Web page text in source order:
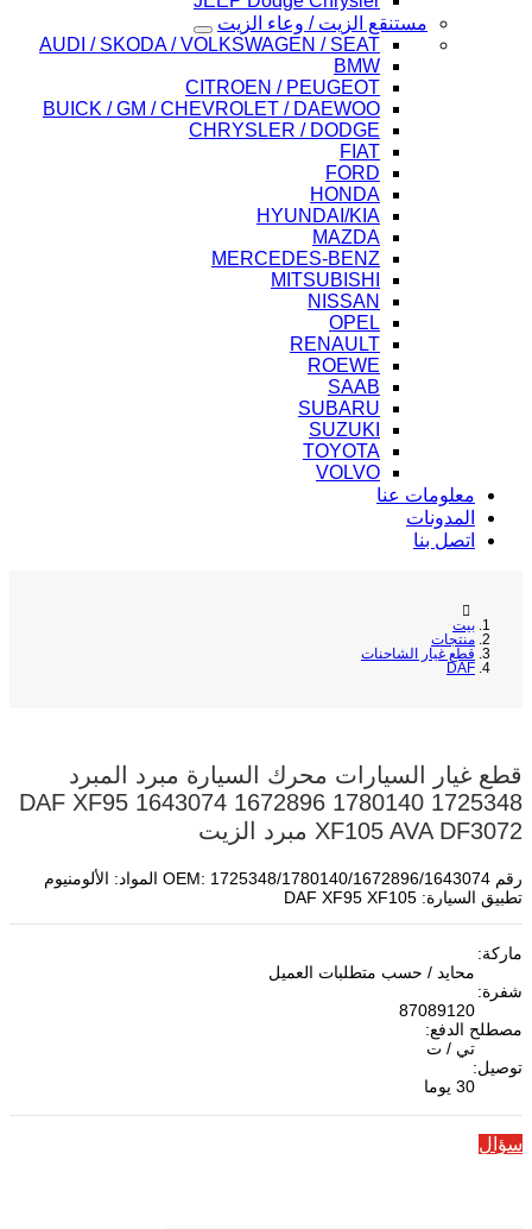
مستنقع الزيت / وعاء الزيت
AUDI / SKODA / VOLKSWAGEN / SEAT
BMW
CITROEN / PEUGEOT
BUICK / GM / CHEVROLET / DAEWOO
CHRYSLER / DODGE
FIAT
FORD
HONDA
HYUNDAI/KIA
MAZDA
MERCEDES-BENZ
MITSUBISHI
NISSAN
OPEL
RENAULT
ROEWE
SAAB
SUBARU
SUZUKI
TOYOTA
VOLVO
معلومات عنا
المدونات
اتصل بنا
بيت
منتجات
قطع غيار الشاحنات
DAF
قطع غيار السيارات محرك السيارة مبرد المبرد
1725348 1780140 1672896 1643074 DAF XF95
XF105 AVA DF3072 مبرد الزيت
رقم OEM: 1725348/1780140/1672896/1643074 المواد: الألومنيوم
تطبيق السيارة: DAF XF95 XF105
ماركة:
محايد / حسب متطلبات العميل
شفرة:
87089120
مصطلح الدفع:
تي / ت
توصيل:
30 يوما
سؤال